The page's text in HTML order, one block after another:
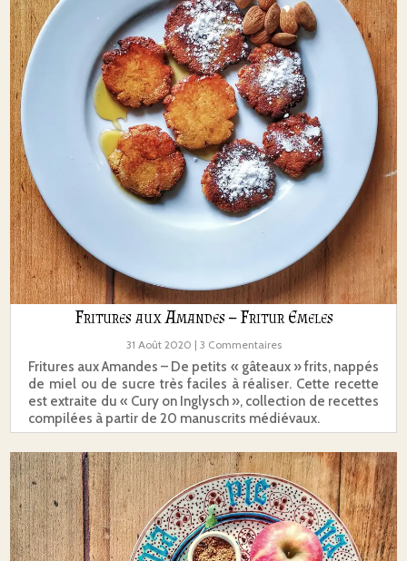
Fritures aux Amandes – Fritur Emeles
31 Août 2020 | 3 Commentaires
Fritures aux Amandes – De petits « gâteaux » frits, nappés
de miel ou de sucre très faciles à réaliser. Cette recette
est extraite du « Cury on Inglysch », collection de recettes
compilées à partir de 20 manuscrits médiévaux.